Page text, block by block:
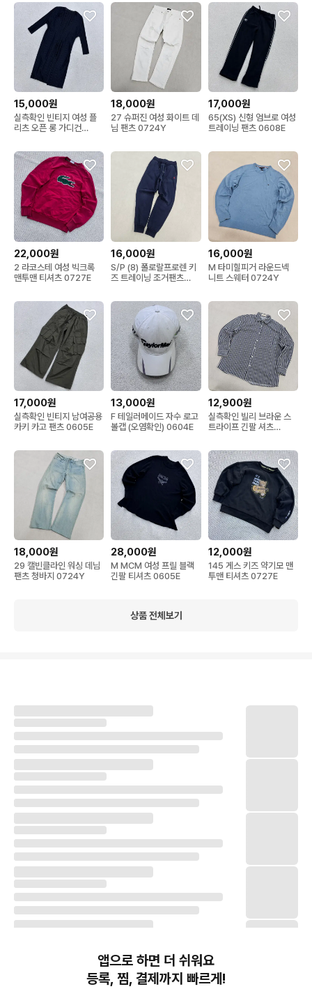
15,000원
실측확인 빈티지 여성 플
리츠 오픈 롱 가디건
18,000원
27 슈퍼진 여성 화이트 데
님 팬츠 0724Y
17,000원
65(XS) 신형 엄브로 여성
트레이닝 팬츠 0608E
22,000원
2 라코스테 여성 빅크록
맨투맨 티셔츠 0727E
16,000원
S/P (8) 폴로랄프로렌 키
즈 트레이닝 조거팬츠
16,000원
M 타미힐피거 라운드넥
니트 스웨터 0724Y
17,000원
실측확인 빈티지 남여공용
카키 카고 팬츠 0605E
13,000원
F 테일러메이드 자수 로고
볼캡 (오염확인) 0604E
12,900원
실측확인 빌리 브라운 스
트라이프 긴팔 셔츠
18,000원
29 캘빈클라인 워싱 데님
팬츠 청바지 0724Y
28,000원
M MCM 여성 프릴 블랙
긴팔 티셔츠 0605E
12,000원
145 게스 키즈 약기모 맨
투맨 티셔츠 0727E
상품 전체보기
앱으로 하면 더 쉬워요
등록, 찜, 결제까지 빠르게!